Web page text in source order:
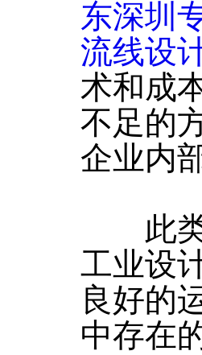
东深圳
流线设
术和成
不足的
企业内
此类
工业设
良好的
中存在